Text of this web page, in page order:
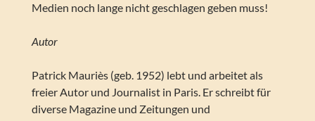
Medien noch lange nicht geschlagen geben muss!
Autor
Patrick Mauriès (geb. 1952) lebt und arbeitet als
freier Autor und Journalist in Paris. Er schreibt für
diverse Magazine und Zeitungen und